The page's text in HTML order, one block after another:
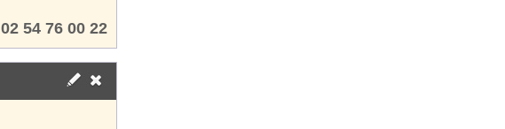
02 54 76 00 22